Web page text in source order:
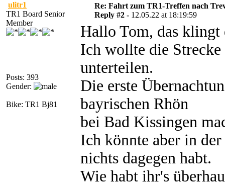
ulitr1
TR1 Board Senior
Member
Posts: 393
Gender:
Bike: TR1 Bj81
Re: Fahrt zum TR1-Treffen nach
Reply #2 - 12.05.22 at 18:19:59
Hallo Tom, das klingt
Ich wollte die
unterteilen.
Die erste
bayrischen Rhön
bei Bad Kissingen
Ich könnte aber in
nichts dagegen habt.
Wie habt ihr's